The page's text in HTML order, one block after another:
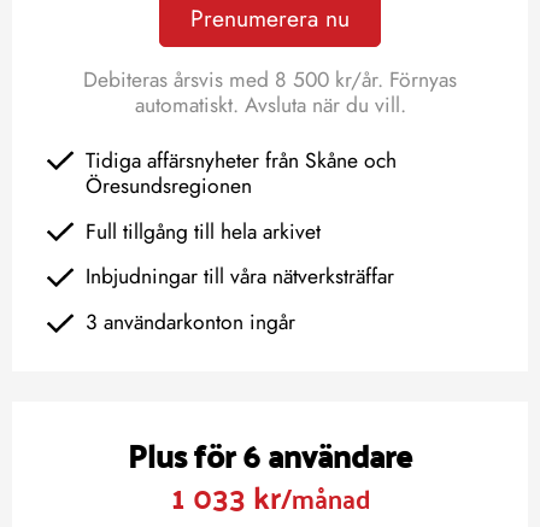
Prenumerera nu
Debiteras årsvis med 8 500 kr/år. Förnyas
automatiskt. Avsluta när du vill.
Tidiga affärsnyheter från Skåne och
Öresundsregionen
Full tillgång till hela arkivet
Inbjudningar till våra nätverksträffar
3 användarkonton ingår
Plus för 6 användare
1 033 kr/månad